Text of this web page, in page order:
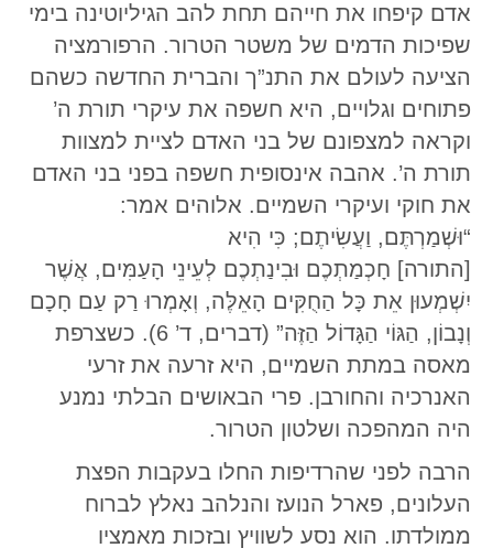
אדם קיפחו את חייהם תחת להב הגיליוטינה בימי
שפיכות הדמים של משטר הטרור. הרפורמציה
הציעה לעולם את התנ”ך והברית החדשה כשהם
פתוחים וגלויים, היא חשפה את עיקרי תורת ה’
וקראה למצפונם של בני האדם לציית למצוות
תורת ה’. אהבה אינסופית חשפה בפני בני האדם
את חוקי ועיקרי השמיים. אלוהים אמר:
“וּשְׁמַרְתֶּם, וַעֲשִׂיתֶם; כִּי הִיא
[התורה] חָכְמַתְכֶם וּבִינַתְכֶם לְעֵינֵי הָעַמִּים, אֲשֶׁר
יִשְׁמְעוּן אֵת כָּל הַחֻקִּים הָאֵלֶּה, וְאָמְרוּ רַק עַם חָכָם
וְנָבוֹן, הַגּוֹי הַגָּדוֹל הַזֶּה” (דברים, ד’ 6). כשצרפת
מאסה במתת השמיים, היא זרעה את זרעי
האנרכיה והחורבן. פרי הבאושים הבלתי נמנע
היה המהפכה ושלטון הטרור.
הרבה לפני שהרדיפות החלו בעקבות הפצת
העלונים, פארל הנועז והנלהב נאלץ לברוח
ממולדתו. הוא נסע לשוויץ ובזכות מאמציו